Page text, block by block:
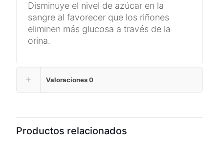
Disminuye el nivel de azúcar en la
sangre al favorecer que los riñones
eliminen más glucosa a través de la
orina.
Valoraciones0
Productos relacionados